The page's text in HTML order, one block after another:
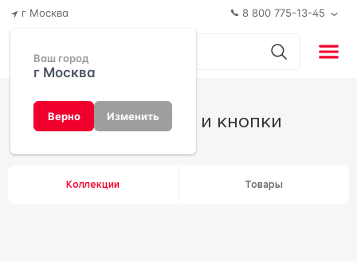
г Москва
Ваш город
г Москва
Верно Изменить
8 800 775-13-45
Инсталляции и кнопки
Коллекции Товары